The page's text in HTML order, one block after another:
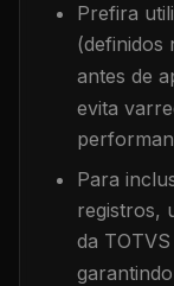
Prefira
(definidos
antes de
evita
Para
registros,
da